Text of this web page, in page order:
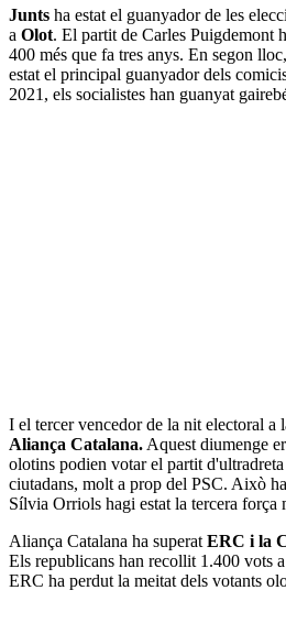
Junts ha estat el guanyador de les
a Olot. El partit de Carles Puigdemont
400 més que fa tres anys. En segon
estat el principal guanyador dels
2021, els socialistes han guanyat
I el tercer vencedor de la nit electoral a
Aliança Catalana. Aquest diumenge
olotins podien votar el partit
ciutadans, molt a prop del PSC. Això
Sílvia Orriols hagi estat la tercera força
Aliança Catalana ha superat ERC i la
Els republicans han recollit 1.400 vots
ERC ha perdut la meitat dels votants